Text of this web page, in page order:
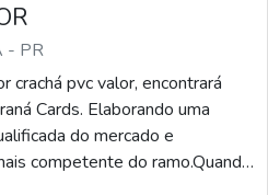
- PR
crachá pvc valor, encontrará
Cards. Elaborando uma
do mercado e
competente do ramo.Quando